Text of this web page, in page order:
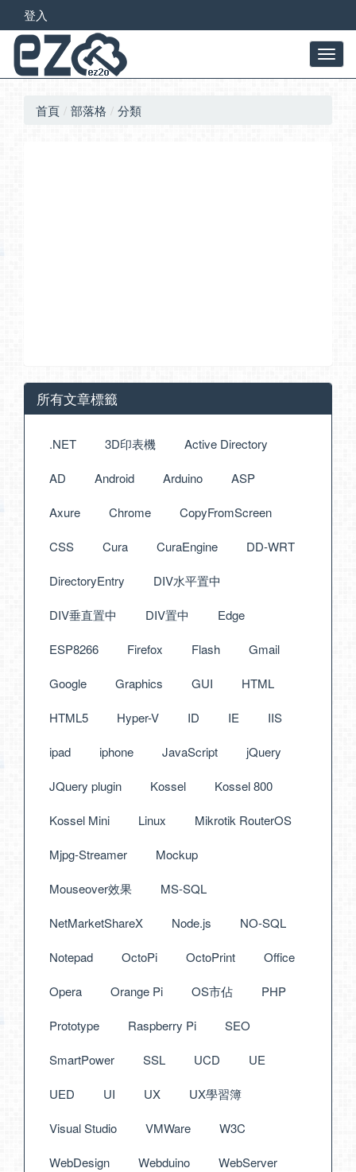
登入
首頁 部落格 分類
所有文章標籤
.NET 3D印表機 Active Directory
AD Android Arduino ASP
Axure Chrome CopyFromScreen
CSS Cura CuraEngine DD-WRT
DirectoryEntry DIV水平置中
DIV垂直置中 DIV置中 Edge
ESP8266 Firefox Flash Gmail
Google Graphics GUI HTML
HTML5 Hyper-V ID IE IIS
ipad iphone JavaScript jQuery
JQuery plugin Kossel Kossel 800
Kossel Mini Linux Mikrotik RouterOS
Mjpg-Streamer Mockup
Mouseover效果 MS-SQL
NetMarketShareX Node.js NO-SQL
Notepad OctoPi OctoPrint Office
Opera Orange Pi OS市佔 PHP
Prototype Raspberry Pi SEO
SmartPower SSL UCD UE
UED UI UX UX學習簿
Visual Studio VMWare W3C
WebDesign Webduino WebServer